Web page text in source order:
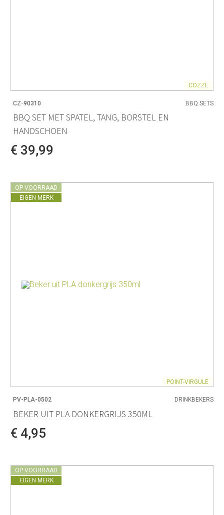
COZZE
CZ-90310 BBQ SETS
BBQ SET MET SPATEL, TANG, BORSTEL EN
HANDSCHOEN
€ 39,99
OP VOORRAAD
EIGEN MERK
POINT-VIRGULE
PV-PLA-0502 DRINKBEKERS
BEKER UIT PLA DONKERGRIJS 350ML
€ 4,95
OP VOORRAAD
EIGEN MERK